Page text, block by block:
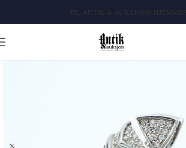
TIL ANTIK & AUKSJONS